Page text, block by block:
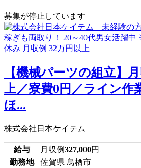
募集が停止しています
【機械パーツの組立】
上／寮費0円／ライン作
ほ...
株式会社日本ケイテム
給与 月収例327,000円
勤務地
佐賀県 鳥栖市